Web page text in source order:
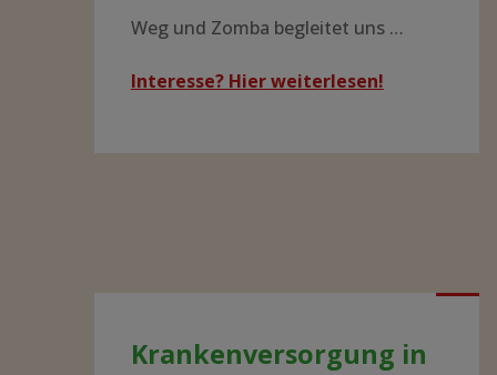
Weg und Zomba begleitet uns …
Interesse? Hier weiterlesen!
Krankenversorgung in